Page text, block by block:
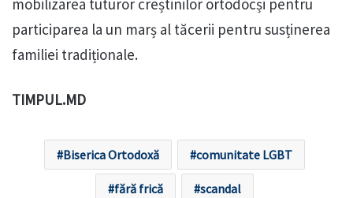
participarea la un marș al tăcerii pentru susținerea
familiei tradiționale.
TIMPUL.MD
Biserica Ortodoxă comunitate LGBT
fără frică scandal